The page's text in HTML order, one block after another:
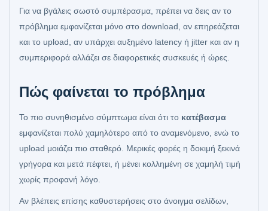
Για να βγάλεις σωστό συμπέρασμα, πρέπει να δεις αν το
πρόβλημα εμφανίζεται μόνο στο download, αν επηρεάζεται
και το upload, αν υπάρχει αυξημένο latency ή jitter και αν η
συμπεριφορά αλλάζει σε διαφορετικές συσκευές ή ώρες.
Πώς φαίνεται το πρόβλημα
Το πιο συνηθισμένο σύμπτωμα είναι ότι το κατέβασμα
εμφανίζεται πολύ χαμηλότερο από το αναμενόμενο, ενώ το
upload μοιάζει πιο σταθερό. Μερικές φορές η δοκιμή ξεκινά
γρήγορα και μετά πέφτει, ή μένει κολλημένη σε χαμηλή τιμή
χωρίς προφανή λόγο.
Αν βλέπεις επίσης καθυστερήσεις στο άνοιγμα σελίδων,